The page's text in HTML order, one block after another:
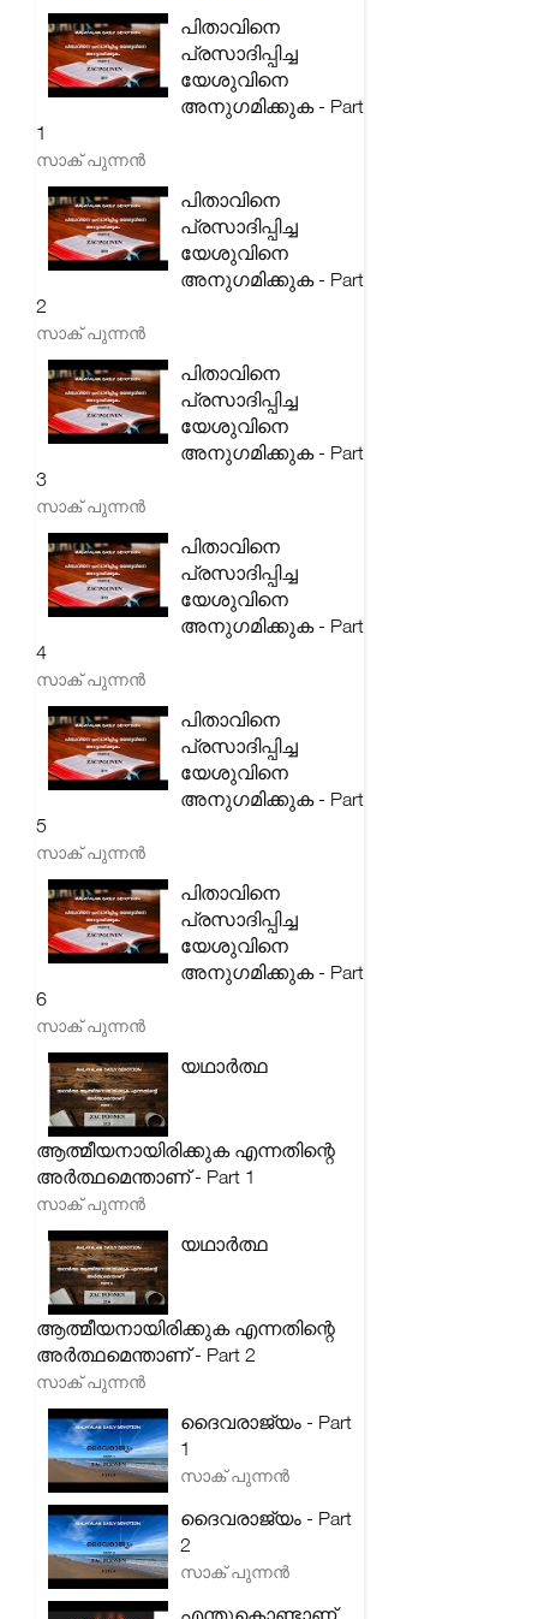
പിതാവിനെ
പ്രസാദിപ്പിച്ച
യേശുവിനെ
അനുഗമിക്കുക - Part
1
സാക് പുന്നൻ
പിതാവിനെ
പ്രസാദിപ്പിച്ച
യേശുവിനെ
അനുഗമിക്കുക - Part
2
സാക് പുന്നൻ
പിതാവിനെ
പ്രസാദിപ്പിച്ച
യേശുവിനെ
അനുഗമിക്കുക - Part
3
സാക് പുന്നൻ
പിതാവിനെ
പ്രസാദിപ്പിച്ച
യേശുവിനെ
അനുഗമിക്കുക - Part
4
സാക് പുന്നൻ
പിതാവിനെ
പ്രസാദിപ്പിച്ച
യേശുവിനെ
അനുഗമിക്കുക - Part
5
സാക് പുന്നൻ
പിതാവിനെ
പ്രസാദിപ്പിച്ച
യേശുവിനെ
അനുഗമിക്കുക - Part
6
സാക് പുന്നൻ
യഥാർത്ഥ
ആത്മീയനായിരിക്കുക എന്നതിന്റെ
അർത്ഥമെന്താണ് - Part 1
സാക് പുന്നൻ
യഥാർത്ഥ
ആത്മീയനായിരിക്കുക എന്നതിന്റെ
അർത്ഥമെന്താണ് - Part 2
സാക് പുന്നൻ
ദൈവരാജ്യം - Part
1
സാക് പുന്നൻ
ദൈവരാജ്യം - Part
2
സാക് പുന്നൻ
എന്തുകൊണ്ടാണ്